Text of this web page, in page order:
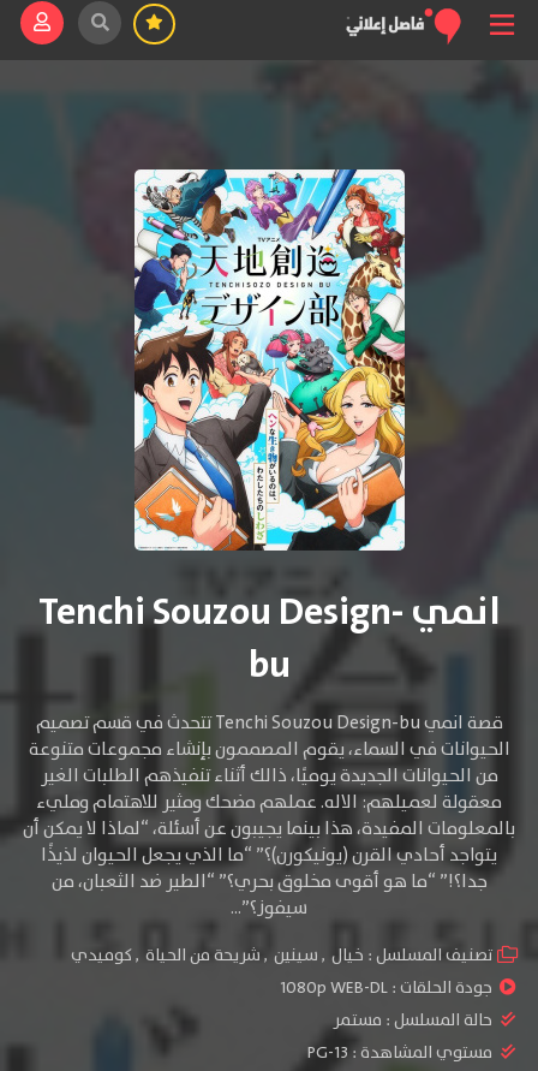
انمي Tenchi Souzou Design-
bu
قصة انمي Tenchi Souzou Design-bu تتحدث في قسم تصميم
الحيوانات في السماء، يقوم المصممون بإنشاء مجموعات متنوعة
من الحيوانات الجديدة يوميًا، ذالك أثناء تنفيذهم الطلبات الغير
معقولة لعميلهم: الاله. عملهم مضحك ومثير للاهتمام ومليء
بالمعلومات المفيدة، هذا بينما يجيبون عن أسئلة، “لماذا لا يمكن أن
يتواجد أحادي القرن (يونيكورن)؟” “ما الذي يجعل الحيوان لذيذًا
جدا؟!” “ما هو أقوى مخلوق بحري؟” “الطير ضد الثعبان، من
سيفوز؟”…
تصنيف المسلسل : خيال ,سينين ,شريحة من الحياة ,كوميدي
جودة الحلقات :1080p WEB-DL
حالة المسلسل : مستمر
مستوي المشاهدة :PG-13